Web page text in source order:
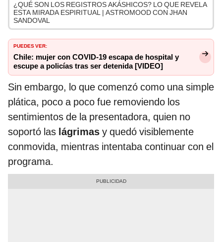
¿QUÉ SON LOS REGISTROS AKÁSHICOS? LO QUE REVELA
ESTA MIRADA ESPIRITUAL | ASTROMOOD CON JHAN
SANDOVAL
PUEDES VER:
Chile: mujer con COVID-19 escapa de hospital y
escupe a policías tras ser detenida [VIDEO]
Sin embargo, lo que comenzó como una simple
plática, poco a poco fue removiendo los
sentimientos de la presentadora, quien no
soportó las lágrimas y quedó visiblemente
conmovida, mientras intentaba continuar con el
programa.